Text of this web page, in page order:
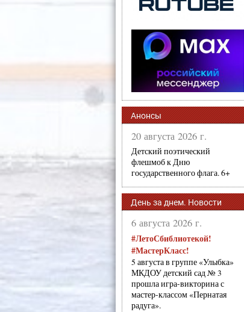
Анонсы
20 августа 2026 г.
Детский поэтический
флешмоб к Дню
государственного флага. 6+
День за днем. Новости
6 августа 2026 г.
#ЛетоСбиблиотекой!
#МастерКласс!
5 августа в группе «Улыбка»
МКДОУ детский сад № 3
прошла игра-викторина с
мастер-классом «Пернатая
радуга».